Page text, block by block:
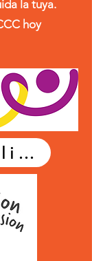
la tuya.
hoy
¡Haga clic para registrarse!